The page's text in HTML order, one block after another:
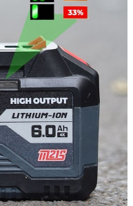
động cơ 100% lõi
chổi than, nhông
đế nhôm phủ
chập cháy.
CHỔI THAN